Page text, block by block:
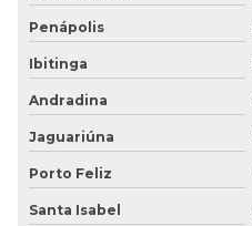
Placas de acessibilidade
Placas de borracha
Placas de borracha piso
Penápolis
Ibitinga
Andradina
Jaguariúna
Porto Feliz
Santa Isabel